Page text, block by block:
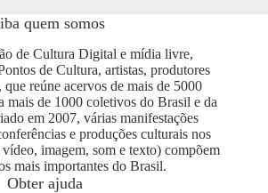
quem somos
de Cultura Digital e mídia livre,
de Cultura, artistas, produtores
reúne acervos de mais de 5000
mais de 1000 coletivos do Brasil e da
em 2007, várias manifestações
e produções culturais nos
imagem, som e texto) compõem
mais importantes do Brasil.
Obter ajuda